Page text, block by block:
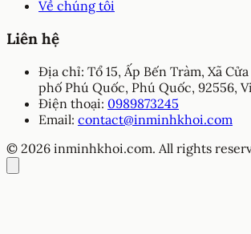
Về chúng tôi
Liên hệ
Địa chỉ: Tổ 15, Ấp Bến Tràm, Xã
phố Phú Quốc, Phú Quốc, 92556,
Điện thoại: 0989873245
Email: contact@inminhkhoi.com
© 2026 inminhkhoi.com. All rights